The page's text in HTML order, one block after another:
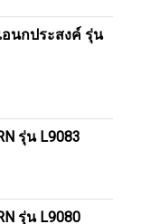
นกประสงค์ รุ่น
รุ่น L9083
รุ่น L9080